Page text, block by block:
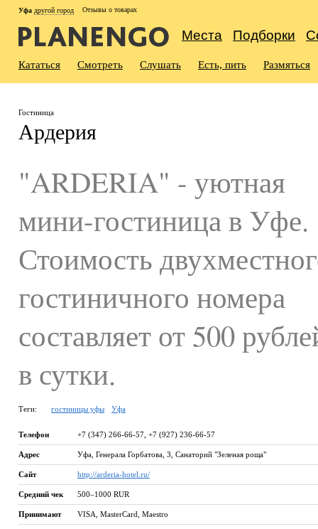
Уфа другой город Отзывы о товарах
Места Подборки
Кататься Смотреть Слушать Есть, пить Размяться
Гостиница
Ардерия
"ARDERIA" - уютная
мини-гостиница в Уфе.
Стоимость
гостиничного номера
составляет от 500
в сутки.
Теги: гостиницы уфы Уфа
Телефон +7 (347) 266-66-57, +7 (927) 236-66-57
Адрес Уфа Генерала Горбатова, 3, Санаторий "Зеленая роща"
Сайт http://arderia-hotel.ru/
Средний чек 500–1000 RUR
Принимают VISA, MasterCard, Maestro